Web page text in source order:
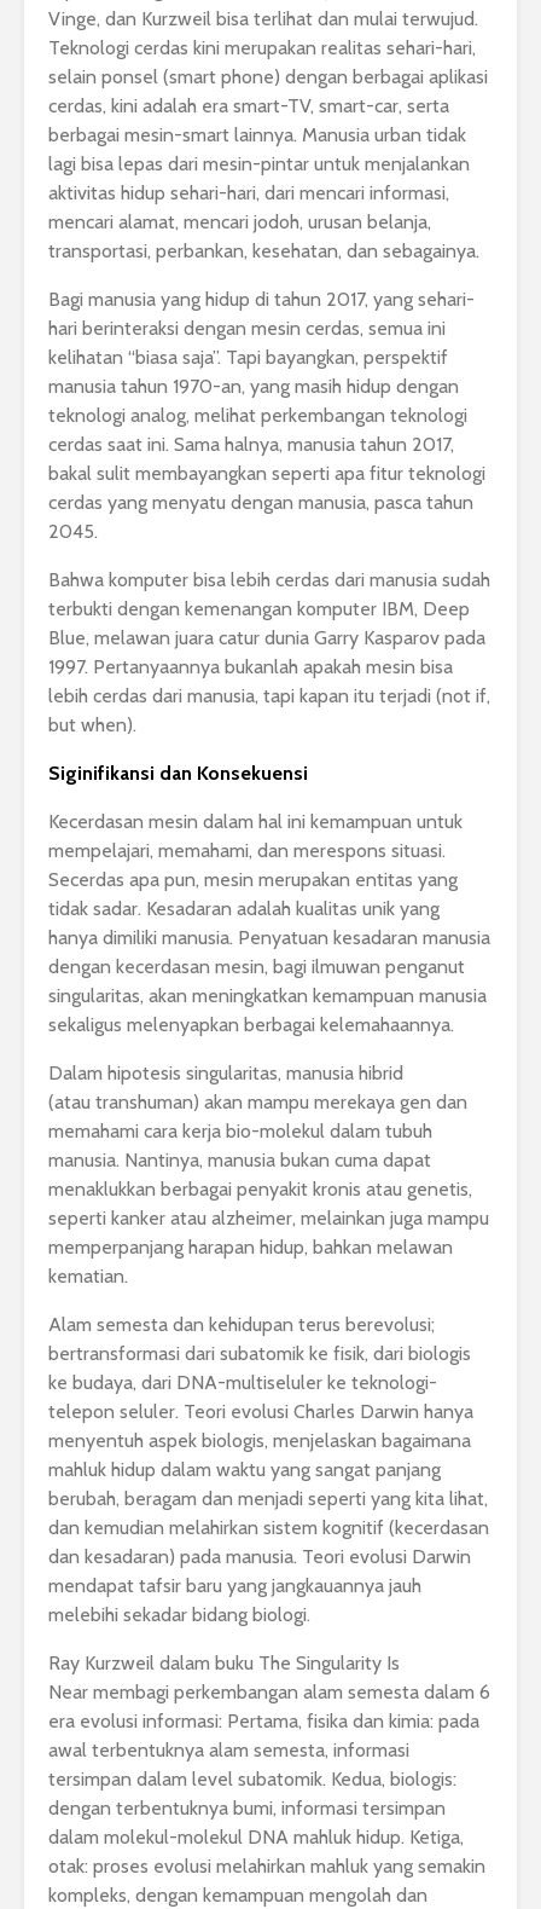
Vinge, dan Kurzweil bisa terlihat dan mulai terwujud.
Teknologi cerdas kini merupakan realitas sehari-hari,
selain ponsel (smart phone) dengan berbagai aplikasi
cerdas, kini adalah era smart-TV, smart-car, serta
berbagai mesin-smart lainnya. Manusia urban tidak
lagi bisa lepas dari mesin-pintar untuk menjalankan
aktivitas hidup sehari-hari, dari mencari informasi,
mencari alamat, mencari jodoh, urusan belanja,
transportasi, perbankan, kesehatan, dan sebagainya.
Bagi manusia yang hidup di tahun 2017, yang sehari-
hari berinteraksi dengan mesin cerdas, semua ini
kelihatan “biasa saja”. Tapi bayangkan, perspektif
manusia tahun 1970-an, yang masih hidup dengan
teknologi analog, melihat perkembangan teknologi
cerdas saat ini. Sama halnya, manusia tahun 2017,
bakal sulit membayangkan seperti apa fitur teknologi
cerdas yang menyatu dengan manusia, pasca tahun
2045.
Bahwa komputer bisa lebih cerdas dari manusia sudah
terbukti dengan kemenangan komputer IBM, Deep
Blue, melawan juara catur dunia Garry Kasparov pada
1997. Pertanyaannya bukanlah apakah mesin bisa
lebih cerdas dari manusia, tapi kapan itu terjadi (not if,
but when).
Siginifikansi dan Konsekuensi
Kecerdasan mesin dalam hal ini kemampuan untuk
mempelajari, memahami, dan merespons situasi.
Secerdas apa pun, mesin merupakan entitas yang
tidak sadar. Kesadaran adalah kualitas unik yang
hanya dimiliki manusia. Penyatuan kesadaran manusia
dengan kecerdasan mesin, bagi ilmuwan penganut
singularitas, akan meningkatkan kemampuan manusia
sekaligus melenyapkan berbagai kelemahaannya.
Dalam hipotesis singularitas, manusia hibrid
(atau transhuman) akan mampu merekaya gen dan
memahami cara kerja bio-molekul dalam tubuh
manusia. Nantinya, manusia bukan cuma dapat
menaklukkan berbagai penyakit kronis atau genetis,
seperti kanker atau alzheimer, melainkan juga mampu
memperpanjang harapan hidup, bahkan melawan
kematian.
Alam semesta dan kehidupan terus berevolusi;
bertransformasi dari subatomik ke fisik, dari biologis
ke budaya, dari DNA-multiseluler ke teknologi-
telepon seluler. Teori evolusi Charles Darwin hanya
menyentuh aspek biologis, menjelaskan bagaimana
mahluk hidup dalam waktu yang sangat panjang
berubah, beragam dan menjadi seperti yang kita lihat,
dan kemudian melahirkan sistem kognitif (kecerdasan
dan kesadaran) pada manusia. Teori evolusi Darwin
mendapat tafsir baru yang jangkauannya jauh
melebihi sekadar bidang biologi.
Ray Kurzweil dalam buku The Singularity Is
Near membagi perkembangan alam semesta dalam 6
era evolusi informasi: Pertama, fisika dan kimia: pada
awal terbentuknya alam semesta, informasi
tersimpan dalam level subatomik. Kedua, biologis:
dengan terbentuknya bumi, informasi tersimpan
dalam molekul-molekul DNA mahluk hidup. Ketiga,
otak: proses evolusi melahirkan mahluk yang semakin
kompleks, dengan kemampuan mengolah dan